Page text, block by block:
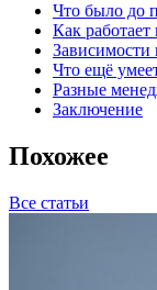
Что было до
Как
Что ещё
Разные
Заключение
Похожее
Все статьи